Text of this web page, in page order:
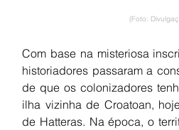
(Foto:
Com base na misteriosa
historiadores passaram a
de que os colonizadores
ilha vizinha de Croatoan,
de Hatteras. Na época, o